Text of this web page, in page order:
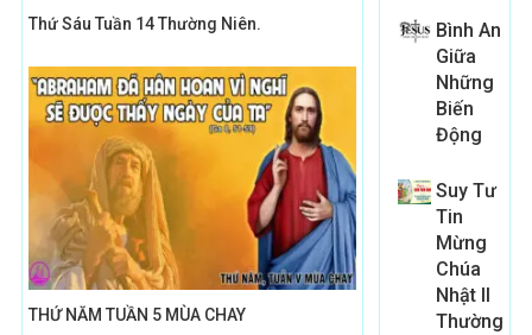
Thứ Sáu Tuần 14 Thường Niên.
THỨ NĂM TUẦN 5 MÙA CHAY
Bình An
Giữa
Những
Biến
Động
Suy Tư
Tin
Mừng
Chúa
Nhật II
Thường